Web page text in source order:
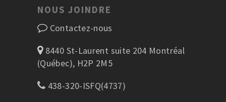
NOUS JOINDRE
Contactez-nous
8440 St-Laurent suite 204 Montréal
(Québec), H2P 2M5
438-320-ISFQ(4737)